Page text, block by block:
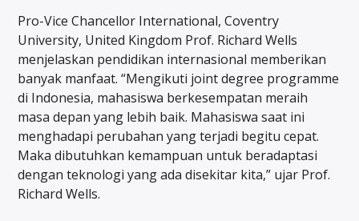
Pro-Vice Chancellor International, Coventry
University, United Kingdom Prof. Richard Wells
menjelaskan pendidikan internasional memberikan
banyak manfaat. “Mengikuti joint degree programme
di Indonesia, mahasiswa berkesempatan meraih
masa depan yang lebih baik. Mahasiswa saat ini
menghadapi perubahan yang terjadi begitu cepat.
Maka dibutuhkan kemampuan untuk beradaptasi
dengan teknologi yang ada disekitar kita,” ujar Prof.
Richard Wells.